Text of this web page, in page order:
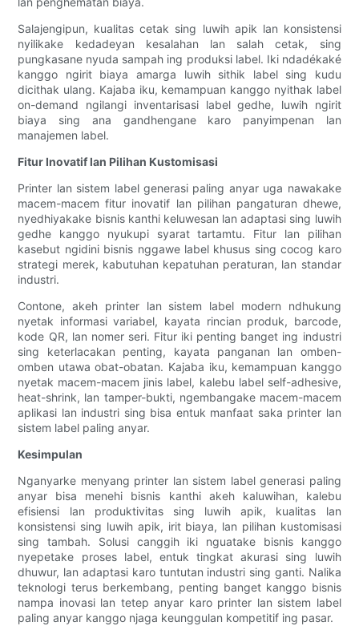
Salajengipun, kualitas cetak sing luwih apik lan konsistensi
nyilikake kedadeyan kesalahan lan salah cetak, sing
pungkasane nyuda sampah ing produksi label. Iki ndadékaké
kanggo ngirit biaya amarga luwih sithik label sing kudu
dicithak ulang. Kajaba iku, kemampuan kanggo nyithak label
on-demand ngilangi inventarisasi label gedhe, luwih ngirit
biaya sing ana gandhengane karo panyimpenan lan
manajemen label.
Fitur Inovatif lan Pilihan Kustomisasi
Printer lan sistem label generasi paling anyar uga nawakake
macem-macem fitur inovatif lan pilihan pangaturan dhewe,
nyedhiyakake bisnis kanthi keluwesan lan adaptasi sing luwih
gedhe kanggo nyukupi syarat tartamtu. Fitur lan pilihan
kasebut ngidini bisnis nggawe label khusus sing cocog karo
strategi merek, kabutuhan kepatuhan peraturan, lan standar
industri.
Contone, akeh printer lan sistem label modern ndhukung
nyetak informasi variabel, kayata rincian produk, barcode,
kode QR, lan nomer seri. Fitur iki penting banget ing industri
sing keterlacakan penting, kayata panganan lan omben-
omben utawa obat-obatan. Kajaba iku, kemampuan kanggo
nyetak macem-macem jinis label, kalebu label self-adhesive,
heat-shrink, lan tamper-bukti, ngembangake macem-macem
aplikasi lan industri sing bisa entuk manfaat saka printer lan
sistem label paling anyar.
Kesimpulan
Nganyarke menyang printer lan sistem label generasi paling
anyar bisa menehi bisnis kanthi akeh kaluwihan, kalebu
efisiensi lan produktivitas sing luwih apik, kualitas lan
konsistensi sing luwih apik, irit biaya, lan pilihan kustomisasi
sing tambah. Solusi canggih iki nguatake bisnis kanggo
nyepetake proses label, entuk tingkat akurasi sing luwih
dhuwur, lan adaptasi karo tuntutan industri sing ganti. Nalika
teknologi terus berkembang, penting banget kanggo bisnis
nampa inovasi lan tetep anyar karo printer lan sistem label
paling anyar kanggo njaga keunggulan kompetitif ing pasar.